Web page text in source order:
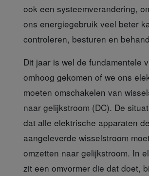
ook een systeemverandering,
ons energiegebruik veel beter
controleren, besturen en
Dit jaar is wel de fundamentele
omhoog gekomen of we ons
moeten omschakelen van
naar gelijkstroom (DC). De
dat alle elektrische apparaten de
aangeleverde wisselstroom
omzetten naar gelijkstroom. In
zit een omvormer die dat doet,